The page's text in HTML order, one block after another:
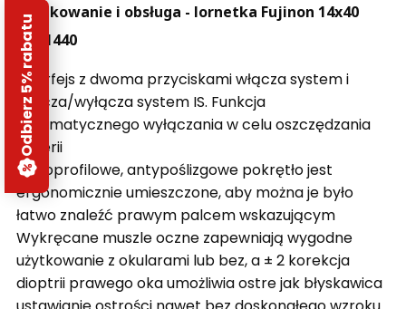
Użytkowanie i obsługa - lornetka Fujinon 14x40
TSX1440
Interfejs z dwoma przyciskami włącza system i
włącza/wyłącza system IS. Funkcja
automatycznego wyłączania w celu oszczędzania
baterii
Niskoprofilowe, antypoślizgowe pokrętło jest
ergonomicznie umieszczone, aby można je było
łatwo znaleźć prawym palcem wskazującym
Wykręcane muszle oczne zapewniają wygodne
użytkowanie z okularami lub bez, a ± 2 korekcja
dioptrii prawego oka umożliwia ostre jak błyskawica
Odbierz 5% rabatu